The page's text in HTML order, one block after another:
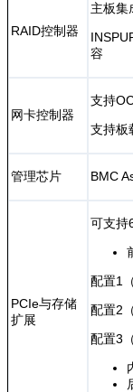
RAID控制器
主板集
容
网卡控制器
支持
支持板
管理芯片 BMC
PCIe与存储
扩展
可支持
配置1
配置2
配置3